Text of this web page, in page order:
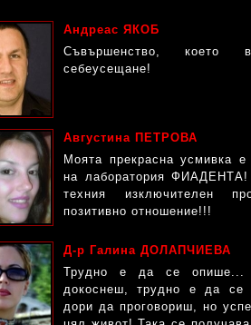
Андреас ЯКОБ
Cъвършенство, което
себеусещане!
Aвгустина ПЕТРОВА
Моята прекрасна усмивка
на лаборатория
техния изключителен
позитивно отношение!!!
Д-р Галина ДОЛАПЧИЕВА
Трудно е да се
докоснеш, трудно е да се
дори да проговориш, но